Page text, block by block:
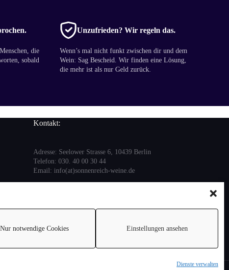
Dienste verwalten
Nur notwendige Cookies Einstellungen ansehen
die
sobald
Unzufrieden? Wir regeln das.
Wenn’s mal nicht funkt zwischen dir und dem
Wein: Sag Bescheid. Wir finden eine Lösung,
die mehr ist als nur Geld zurück.
Kontakt:
Adresse: Seelower Strasse 6, 10439 Berlin
Telefon: 030. 40 00 30 44
Email: info(at)sonnenreich-weine.de